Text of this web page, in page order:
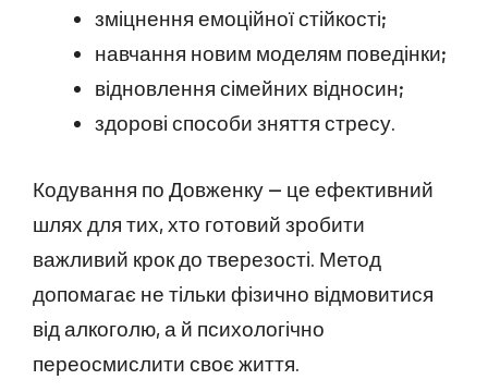
зміцнення емоційної стійкості;
навчання новим моделям поведінки;
відновлення сімейних відносин;
здорові способи зняття стресу.
Кодування по Довженку — це ефективний
шлях для тих, хто готовий зробити
важливий крок до тверезості. Метод
допомагає не тільки фізично відмовитися
від алкоголю, а й психологічно
переосмислити своє життя.